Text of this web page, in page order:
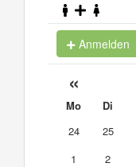
Anmelden
«
Mo Di
24
25
1
2